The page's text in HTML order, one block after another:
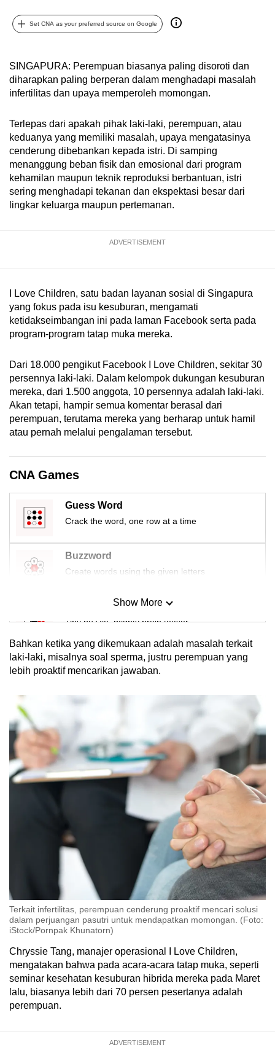
Set CNA as your preferred source on Google
SINGAPURA: Perempuan biasanya paling disoroti dan
diharapkan paling berperan dalam menghadapi masalah
infertilitas dan upaya memperoleh momongan.
Terlepas dari apakah pihak laki-laki, perempuan, atau
keduanya yang memiliki masalah, upaya mengatasinya
cenderung dibebankan kepada istri. Di samping
menanggung beban fisik dan emosional dari program
kehamilan maupun teknik reproduksi berbantuan, istri
sering menghadapi tekanan dan ekspektasi besar dari
lingkar keluarga maupun pertemanan.
ADVERTISEMENT
I Love Children, satu badan layanan sosial di Singapura
yang fokus pada isu kesuburan, mengamati
ketidakseimbangan ini pada laman Facebook serta pada
program-program tatap muka mereka.
Dari 18.000 pengikut Facebook I Love Children, sekitar 30
persennya laki-laki. Dalam kelompok dukungan kesuburan
mereka, dari 1.500 anggota, 10 persennya adalah laki-laki.
Akan tetapi, hampir semua komentar berasal dari
perempuan, terutama mereka yang berharap untuk hamil
atau pernah melalui pengalaman tersebut.
CNA Games
Guess Word
Crack the word, one row at a time
Buzzword
Create words using the given letters
Mini Sudoku
Tiny puzzle, mighty brain teaser
Mini Crossword
Small grid, big challenge
Word Search
Spot as many words as you can
Show More
Show Less
Bahkan ketika yang dikemukaan adalah masalah terkait
laki-laki, misalnya soal sperma, justru perempuan yang
lebih proaktif mencarikan jawaban.
Terkait infertilitas, perempuan cenderung proaktif mencari solusi
dalam perjuangan pasutri untuk mendapatkan momongan. (Foto:
iStock/Pornpak Khunatorn)
Chryssie Tang, manajer operasional I Love Children,
mengatakan bahwa pada acara-acara tatap muka, seperti
seminar kesehatan kesuburan hibrida mereka pada Maret
lalu, biasanya lebih dari 70 persen pesertanya adalah
perempuan.
ADVERTISEMENT
To
upgrade
to
a
browser
or,
for
the
finest
experience,
Upgraded
but
still
issues?
Contact
us